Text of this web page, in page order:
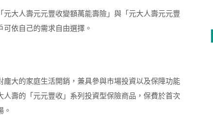
大人壽元元豐收變額萬能壽險」與「元大人壽元元豐
依自己的需求自由選擇。
大的家庭生活開銷，兼具參與市場投資以及保障功能
壽的「元元豐收」系列投資型保險商品，保費於首次
。